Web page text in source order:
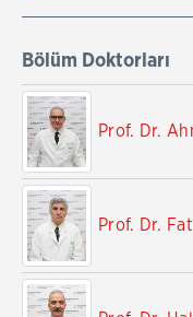
Bölüm Doktorları
Prof. Dr.
Prof. Dr.